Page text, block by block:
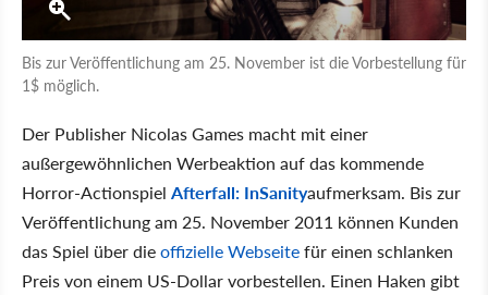
Bis zur Veröffentlichung am 25. November ist die Vorbestellung für
1$ möglich.
Der Publisher Nicolas Games macht mit einer
außergewöhnlichen Werbeaktion auf das kommende
Horror-Actionspiel Afterfall: InSanityaufmerksam. Bis zur
Veröffentlichung am 25. November 2011 können Kunden
das Spiel über dieoffizielle Webseitefür einen schlanken
Preis von einem US-Dollar vorbestellen. Einen Haken gibt